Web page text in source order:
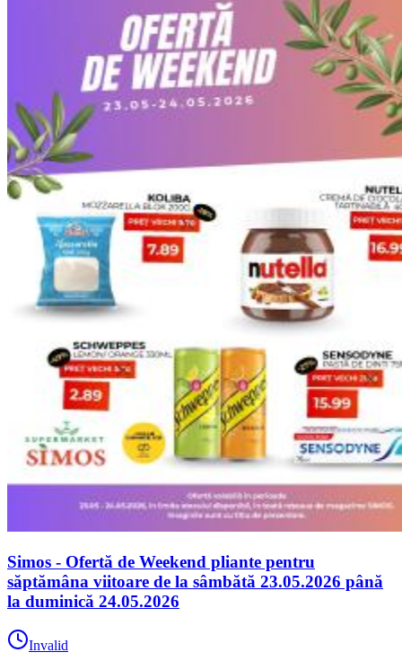
Simos - Ofertă de Weekend pliante pentru
săptămâna viitoare de la sâmbătă 23.05.2026 până
la duminică 24.05.2026
Invalid